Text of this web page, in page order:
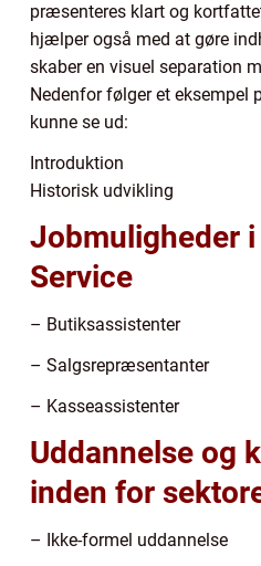
præsenteres klart og
hjælper også med at gøre
skaber en visuel separation
Nedenfor følger et eksempel
kunne se ud:
Introduktion
Historisk udvikling
Jobmuligheder
Service
– Butiksassistenter
– Salgsrepræsentanter
– Kasseassistenter
Uddannelse og
inden for
– Ikke-formel uddannelse